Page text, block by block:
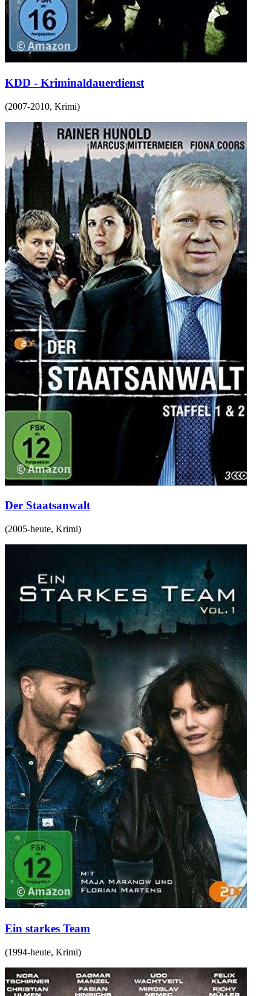
KDD - Kriminaldauerdienst
(2007-2010, Krimi)
Der Staatsanwalt
(2005-heute, Krimi)
Ein starkes Team
(1994-heute, Krimi)